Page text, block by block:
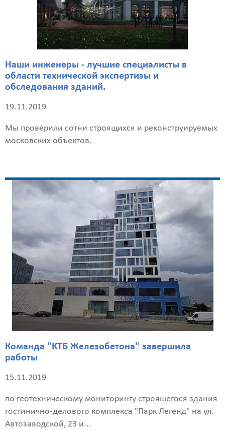
Наши инженеры - лучшие специалисты в
области технической экспертизы и
обследования зданий.
19.11.2019
Мы проверили сотни строящихся и реконструируемых
московских объектов.
Команда "КТБ Железобетона" завершила
работы
15.11.2019
по геотехническому мониторингу строящегося здания
гостинично-делового комплекса "Парк Легенд" на ул.
Автозаводской, 23 и...
учетом
НДС
Получить
детальный
расчёт
код
с
картинки
Я согласен на
обработку
персональных
данных